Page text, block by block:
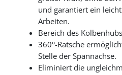
und garantiert ein
Arbeiten.
Bereich des
360°-Ratsche
Stelle der Spannachse.
Eliminiert die